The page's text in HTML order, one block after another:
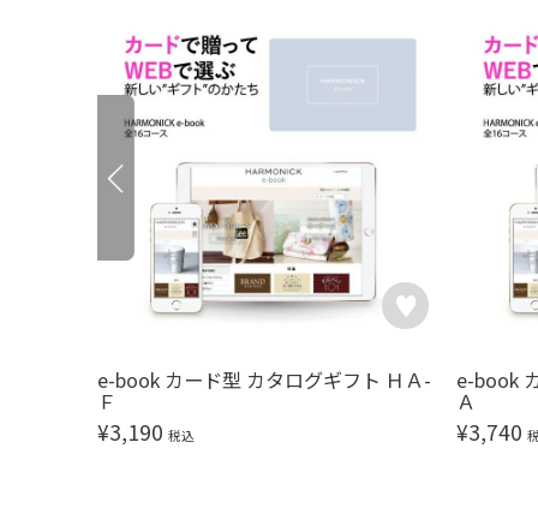
e-book カード型 カタログギフト ＨＡ-
Ｆ
¥3,190 税込
e-book
Ａ
¥3,740